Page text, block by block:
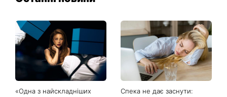
«Одна з найскладніших
Спека не дає заснути: